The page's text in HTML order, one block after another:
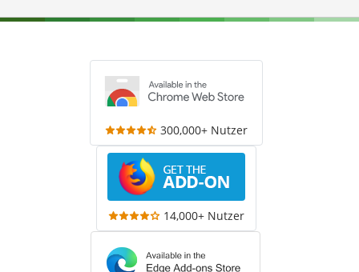
300,000+ Nutzer
14,000+ Nutzer